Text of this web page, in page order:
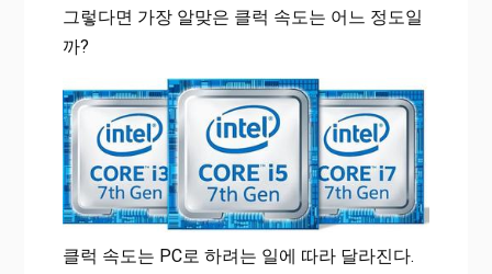
그렇다면 가장 알맞은 클럭 속도는 어느 정도일
까?
클럭 속도는 PC로 하려는 일에 따라 달라진다.